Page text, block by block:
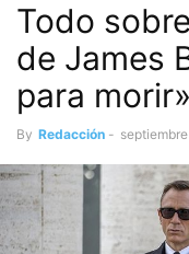
Todo
de James
para morir»
By Redacción -